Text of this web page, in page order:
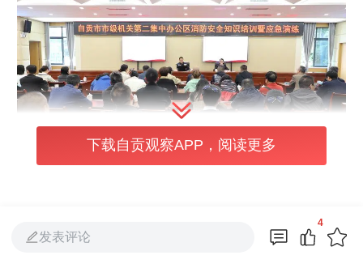
在知识讲座环节，教官重点讲解了办公区域的
火灾风险隐患、日常防火注意事项、用电安全
下载自贡观察APP，阅读更多
发表评论
4